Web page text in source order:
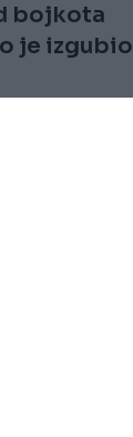
bojkota
je izgubio